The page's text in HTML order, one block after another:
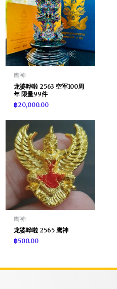
鹰神
龙婆哗啦 2563 空军100周
年 限量99件
฿20,000.00
鹰神
龙婆哗啦 2565 鹰神
฿500.00